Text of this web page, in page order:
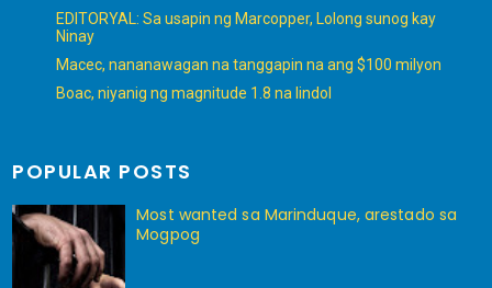
EDITORYAL: Sa usapin ng Marcopper, Lolong sunog kay
Ninay
Macec, nananawagan na tanggapin na ang $100 milyon
Boac, niyanig ng magnitude 1.8 na lindol
POPULAR POSTS
Most wanted sa Marinduque, arestado sa
Mogpog